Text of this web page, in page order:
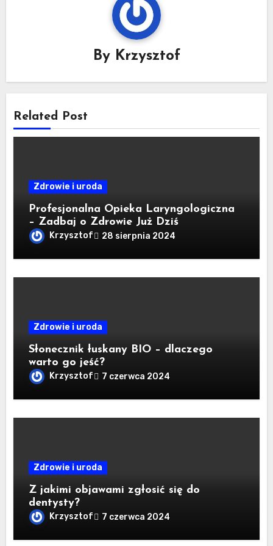
By Krzysztof
Related Post
Zdrowie i uroda
Profesjonalna Opieka Laryngologiczna
– Zadbaj o Zdrowie Już Dziś
Krzysztof 28 sierpnia 2024
Zdrowie i uroda
Słonecznik łuskany BIO – dlaczego
warto go jeść?
Krzysztof 7 czerwca 2024
Zdrowie i uroda
Z jakimi objawami zgłosić się do
dentysty?
Krzysztof 7 czerwca 2024